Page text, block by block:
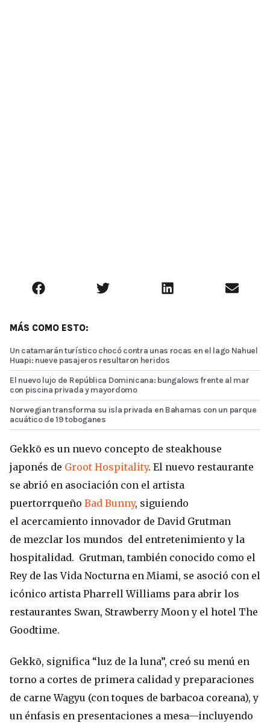
MÁS COMO ESTO:
Un catamarán turístico chocó contra unas rocas en el lago Nahuel
Huapi: nueve pasajeros resultaron heridos
El nuevo lujo de República Dominicana: bungalows frente al mar
con piscina privada y mayordomo
Norwegian transforma su isla privada en Bahamas con un parque
acuático de 19 toboganes
Gekkō es un nuevo concepto de steakhouse
japonés de Groot Hospitality. El nuevo restaurante
se abrió en asociación con el artista
puertorrqueño Bad Bunny, siguiendo
el acercamiento innovador de David Grutman
de mezclar los mundos del entretenimiento y la
hospitalidad. Grutman, también conocido como el
Rey de las Vida Nocturna en Miami, se asoció con el
icónico artista Pharrell Williams para abrir los
restaurantes Swan, Strawberry Moon y el hotel The
Goodtime.
Gekkō, significa “luz de la luna”, creó su menú en
torno a cortes de primera calidad y preparaciones
de carne Wagyu (con toques de barbacoa coreana), y
un énfasis en presentaciones a mesa—incluyendo